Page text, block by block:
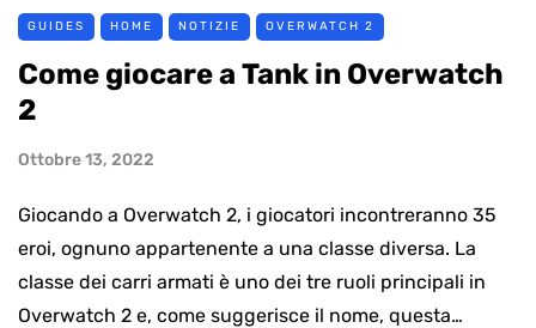
GUIDES HOME NOTIZIE OVERWATCH 2
Come giocare a Tank in Overwatch
2
Ottobre 13, 2022
Giocando a Overwatch 2, i giocatori incontreranno 35
eroi, ognuno appartenente a una classe diversa. La
classe dei carri armati è uno dei tre ruoli principali in
Overwatch 2 e, come suggerisce il nome, questa…